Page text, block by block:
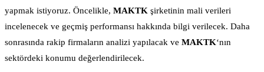
yapmak istiyoruz. Öncelikle, MAKTK şirketinin mali verileri
incelenecek ve geçmiş performansı hakkında bilgi verilecek. Daha
sonrasında rakip firmaların analizi yapılacak ve MAKTK‘nın
sektördeki konumu değerlendirilecek.